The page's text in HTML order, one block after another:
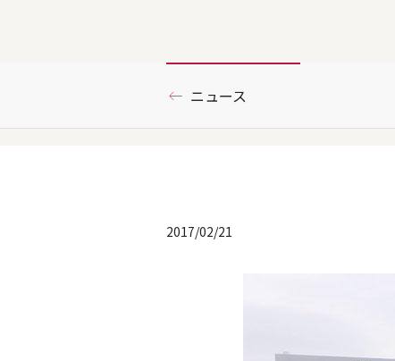
ニュース
2017/02/21